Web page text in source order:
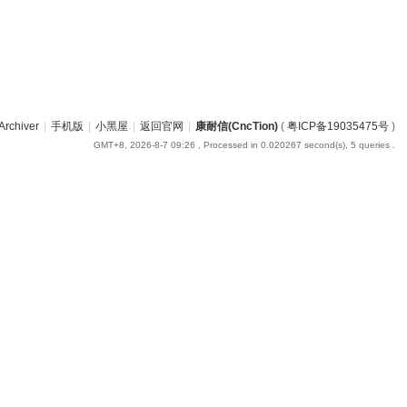
| 手机版 | 小黑屋 | 返回官网 | 康耐信(CncTion)( 粤ICP备19035475号)
GMT+8, 2026-8-7 09:26 , Processed in 0.020267 second(s), 5 queries .